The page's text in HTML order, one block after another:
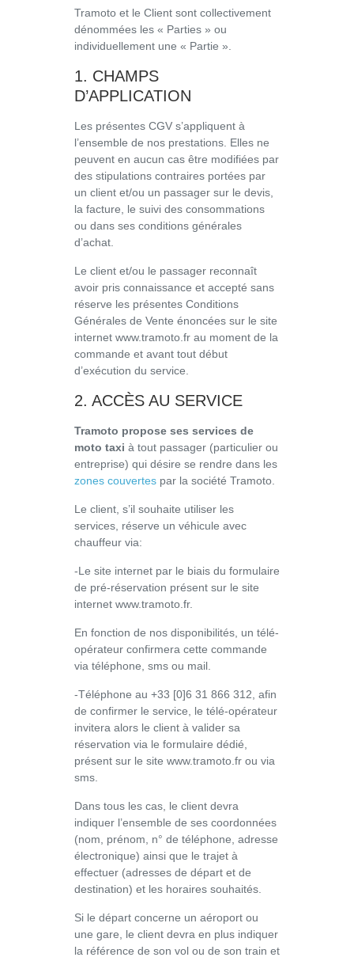
Tramoto et le Client sont collectivement
dénommées les « Parties » ou
individuellement une « Partie ».
1. CHAMPS
D’APPLICATION
Les présentes CGV s’appliquent à
l’ensemble de nos prestations. Elles ne
peuvent en aucun cas être modifiées par
des stipulations contraires portées par
un client et/ou un passager sur le devis,
la facture, le suivi des consommations
ou dans ses conditions générales
d’achat.
Le client et/ou le passager reconnaît
avoir pris connaissance et accepté sans
réserve les présentes Conditions
Générales de Vente énoncées sur le site
internet www.tramoto.fr au moment de la
commande et avant tout début
d’exécution du service.
2. ACCÈS AU SERVICE
Tramoto propose ses services de
moto taxi à tout passager (particulier ou
entreprise) qui désire se rendre dans les
zones couvertes par la société Tramoto.
Le client, s’il souhaite utiliser les
services, réserve un véhicule avec
chauffeur via:
-Le site internet par le biais du formulaire
de pré-réservation présent sur le site
internet www.tramoto.fr.
En fonction de nos disponibilités, un télé-
opérateur confirmera cette commande
via téléphone, sms ou mail.
-Téléphone au +33 [0]6 31 866 312, afin
de confirmer le service, le télé-opérateur
invitera alors le client à valider sa
réservation via le formulaire dédié,
présent sur le site www.tramoto.fr ou via
sms.
Dans tous les cas, le client devra
indiquer l’ensemble de ses coordonnées
(nom, prénom, n° de téléphone, adresse
électronique) ainsi que le trajet à
effectuer (adresses de départ et de
destination) et les horaires souhaités.
Si le départ concerne un aéroport ou
une gare, le client devra en plus indiquer
la référence de son vol ou de son train et